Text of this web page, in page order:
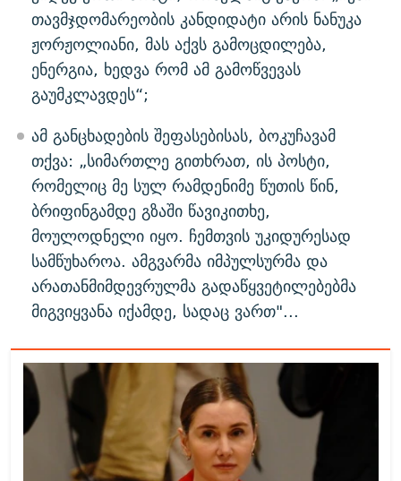
თავმჯდომარეობის კანდიდატი არის ნანუკა
ჟორჟოლიანი, მას აქვს გამოცდილება,
ენერგია, ხედვა რომ ამ გამოწვევას
გაუმკლავდეს“;
ამ განცხადების შეფასებისას, ბოკუჩავამ
თქვა: „სიმართლე გითხრათ, ის პოსტი,
რომელიც მე სულ რამდენიმე წუთის წინ,
ბრიფინგამდე გზაში წავიკითხე,
მოულოდნელი იყო. ჩემთვის უკიდურესად
სამწუხაროა. ამგვარმა იმპულსურმა და
არათანმიმდევრულმა გადაწყვეტილებებმა
მიგვიყვანა იქამდე, სადაც ვართ"...